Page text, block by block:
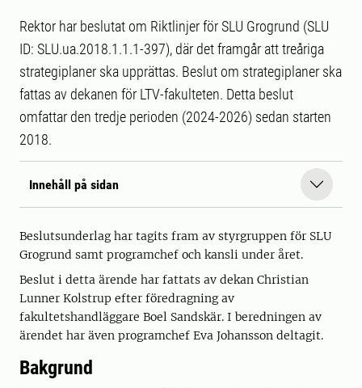
Rektor har beslutat om Riktlinjer för SLU Grogrund (SLU
ID: SLU.ua.2018.1.1.1-397), där det framgår att treåriga
strategiplaner ska upprättas. Beslut om strategiplaner ska
fattas av dekanen för LTV-fakulteten. Detta beslut
omfattar den tredje perioden (2024-2026) sedan starten
2018.
Innehåll på sidan
Beslutsunderlag har tagits fram av styrgruppen för SLU
Grogrund samt programchef och kansli under året.
Beslut i detta ärende har fattats av dekan Christian
Lunner Kolstrup efter föredragning av
fakultetshandläggare Boel Sandskär. I beredningen av
ärendet har även programchef Eva Johansson deltagit.
Bakgrund